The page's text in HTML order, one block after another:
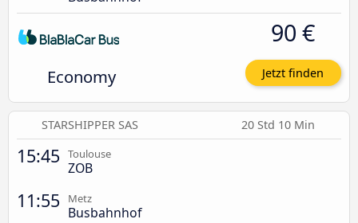
Economy
90 €
Jetzt finden
STARSHIPPER SAS 20 Std 10 Min
15:45 Toulouse
ZOB
11:55 Metz
Busbahnhof